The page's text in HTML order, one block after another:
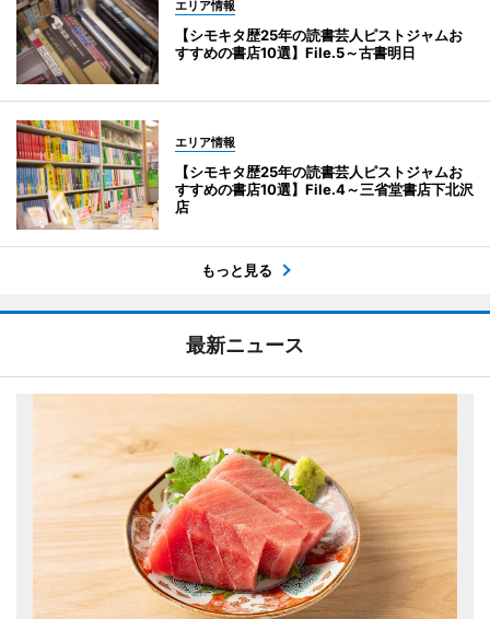
エリア情報
【シモキタ歴25年の読書芸人ピストジャムお
すすめの書店10選】File.5～古書明日
エリア情報
【シモキタ歴25年の読書芸人ピストジャムお
すすめの書店10選】File.4～三省堂書店下北沢
店
もっと見る
最新ニュース